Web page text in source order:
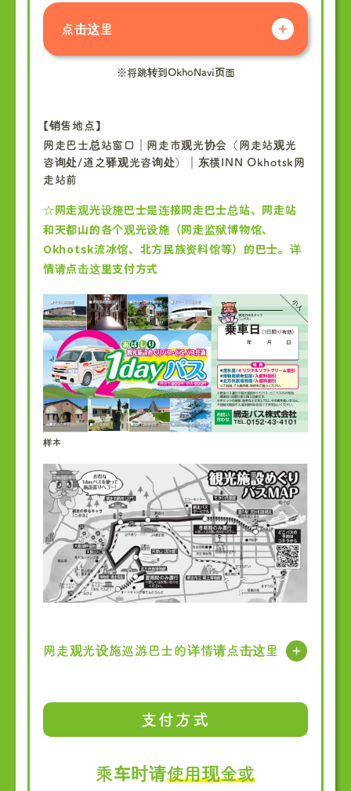
点击这里
※将跳转到OkhoNavi页面
【销售地点】
网走巴士总站窗口｜网走市观光协会（网走站观光
咨询处/道之驿观光咨询处）｜东横INN Okhotsk网
走站前
☆网走观光设施巴士是连接网走巴士总站、网走站
和天都山的各个观光设施（网走监狱博物馆、
Okhotsk流冰馆、北方民族资料馆等）的巴士。详
情请点击这里支付方式
样本
网走观光设施巡游巴士的详情请点击这里
支付方式
乘车时请使用现金或